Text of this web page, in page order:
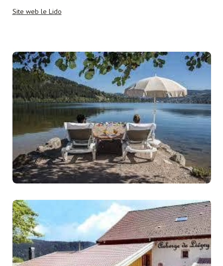
Site web le Lido